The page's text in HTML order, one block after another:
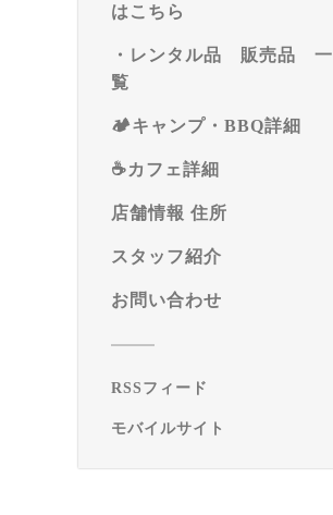
はこちら
・レンタル品 販売品 一
覧
🏕️キャンプ・BBQ詳細
☕️カフェ詳細
店舗情報 住所
スタッフ紹介
お問い合わせ
RSSフィード
モバイルサイト